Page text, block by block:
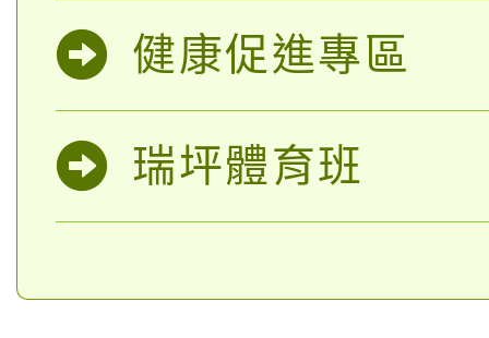
健康促進專區
瑞坪體育班